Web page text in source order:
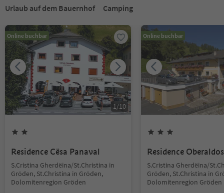
Urlaub auf dem Bauernhof
Camping
Online buchbar
1/10
Residence Cësa Panaval
S.Cristina Gherdëina/St.Christina in
Gröden, St.Christina in Gröden,
Dolomitenregion Gröden
Online buchbar
Residence
S.Cristina Gherdëina/
Gröden, St.Christina in
Dolomitenregion Gröden